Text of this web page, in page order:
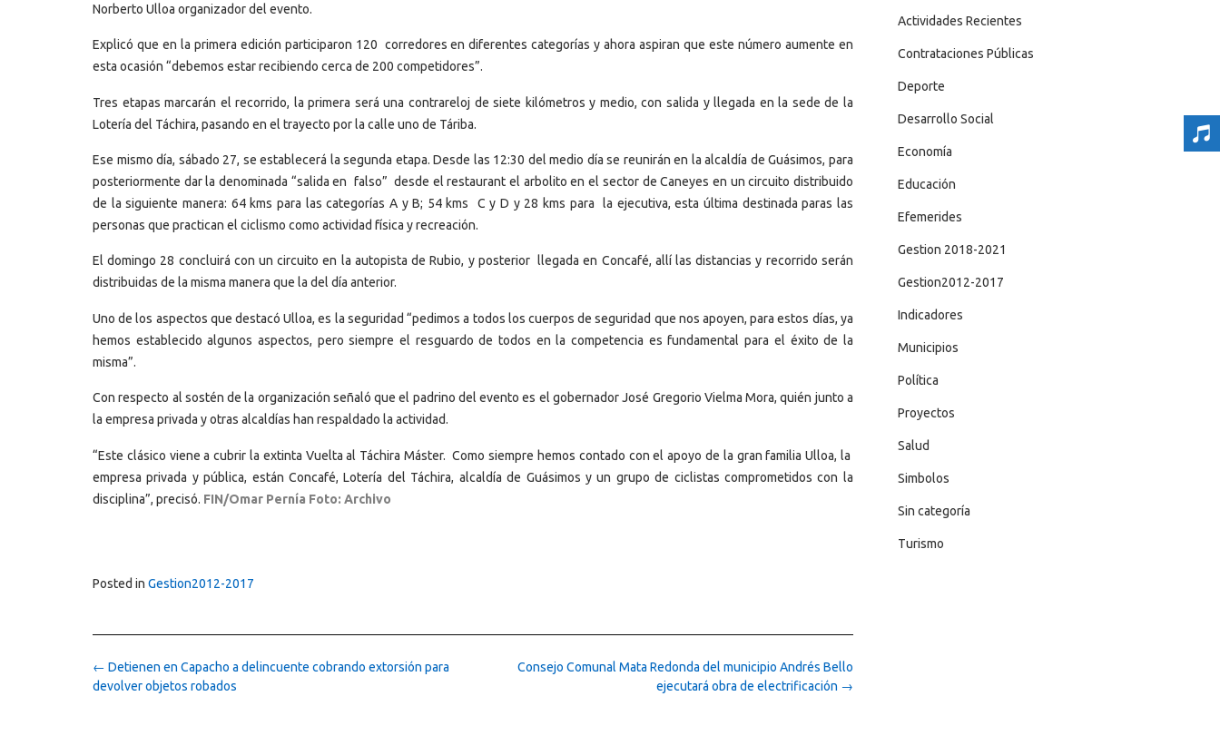
Norberto Ulloa organizador del evento.
Explicó que en la primera edición participaron 120 corredores en diferentes categorías y ahora aspiran que este número aumente en
esta ocasión “debemos estar recibiendo cerca de 200 competidores”.
Tres etapas marcarán el recorrido, la primera será una contrareloj de siete kilómetros y medio, con salida y llegada en la sede de la
Lotería del Táchira, pasando en el trayecto por la calle uno de Táriba.
Ese mismo día, sábado 27, se establecerá la segunda etapa. Desde las 12:30 del medio día se reunirán en la alcaldía de Guásimos, para
posteriormente dar la denominada “salida en falso” desde el restaurant el arbolito en el sector de Caneyes en un circuito distribuido
de la siguiente manera: 64 kms para las categorías A y B; 54 kms C y D y 28 kms para la ejecutiva, esta última destinada paras las
personas que practican el ciclismo como actividad física y recreación.
El domingo 28 concluirá con un circuito en la autopista de Rubio, y posterior llegada en Concafé, allí las distancias y recorrido serán
distribuidas de la misma manera que la del día anterior.
Uno de los aspectos que destacó Ulloa, es la seguridad “pedimos a todos los cuerpos de seguridad que nos apoyen, para estos días, ya
hemos establecido algunos aspectos, pero siempre el resguardo de todos en la competencia es fundamental para el éxito de la
misma”.
Con respecto al sostén de la organización señaló que el padrino del evento es el gobernador José Gregorio Vielma Mora, quién junto a
la empresa privada y otras alcaldías han respaldado la actividad.
“Este clásico viene a cubrir la extinta Vuelta al Táchira Máster. Como siempre hemos contado con el apoyo de la gran familia Ulloa, la
empresa privada y pública, están Concafé, Lotería del Táchira, alcaldía de Guásimos y un grupo de ciclistas comprometidos con la
disciplina”, precisó. FIN/Omar Pernía Foto: Archivo
Posted in Gestion2012-2017
Post
navigation
Consejo Comunal Mata Redonda del municipio Andrés Bello
ejecutará obra de electrificación →
← Detienen en Capacho a delincuente cobrando extorsión para
devolver objetos robados
Actividades Recientes
Contrataciones Públicas
Deporte
Desarrollo Social
Economía
Educación
Efemerides
Gestion 2018-2021
Gestion2012-2017
Indicadores
Municipios
Política
Proyectos
Salud
Simbolos
Sin categoría
Turismo